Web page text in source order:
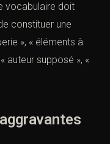
vocabulaire doit
constituer une
», « éléments à
auteur supposé », «